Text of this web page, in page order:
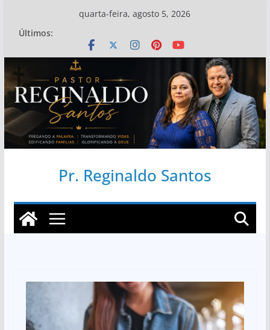
conteúdo
quarta-feira, agosto 5, 2026
Últimos:
Pr. Reginaldo Santos